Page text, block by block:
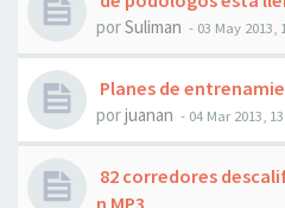
porSuliman - 03 May 2013,
Planes de
porjuanan - 04 Mar 2013,
82 corredores
n MP3